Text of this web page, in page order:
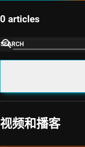
0 articles
SEARCH
视频和播客